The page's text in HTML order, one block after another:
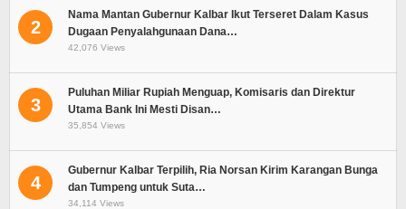
2
Nama Mantan Gubernur Kalbar Ikut Terseret Dalam Kasus
Dugaan Penyalahgunaan Dana…
42,076 Views
3
Puluhan Miliar Rupiah Menguap, Komisaris dan Direktur
Utama Bank Ini Mesti Disan…
35,854 Views
4
Gubernur Kalbar Terpilih, Ria Norsan Kirim Karangan Bunga
dan Tumpeng untuk Suta…
34,114 Views